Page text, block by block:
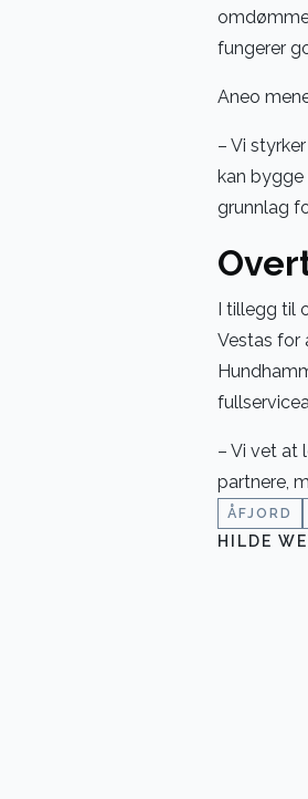
fungerer
Aneo
– Vi
kan
grunnlag
I tillegg til
Vestas for
– Vi vet at
partnere,
ÅFJORD
HILDE